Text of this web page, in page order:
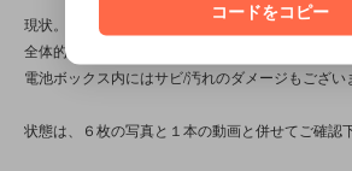
現状。開封済み。
全体的にスレ/キズ、薄汚れ等のダメージがあり、
電池ボックス内にはサビ/汚れのダメージもござい
状態は、６枚の写真と１本の動画と併せてご確認下
コードをコピー